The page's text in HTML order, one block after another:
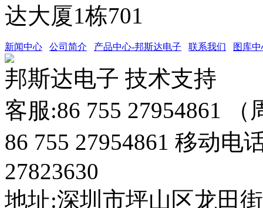
达大厦1栋701
新闻中心 公司简介 产品中心-邦斯达电子 联系我们 图库
邦斯达电子 技术支持
客服:86 755 27954861
86 755 27954861 移动电
27823630
地址:深圳市坪山区龙田